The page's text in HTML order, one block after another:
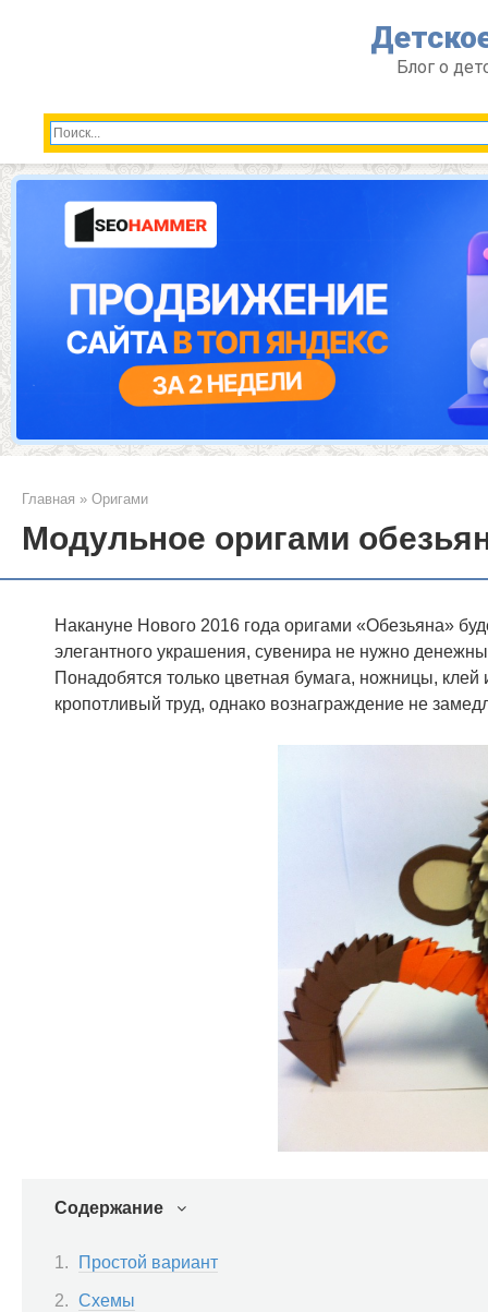
Блог о
Главная » Оригами
Модульное оригами
Накануне Нового 2016 года оригами «Обезьяна»
элегантного украшения, сувенира не нужно
Понадобятся только цветная бумага, ножницы,
кропотливый труд, однако вознаграждение не
Содержание
Простой вариант
Схемы